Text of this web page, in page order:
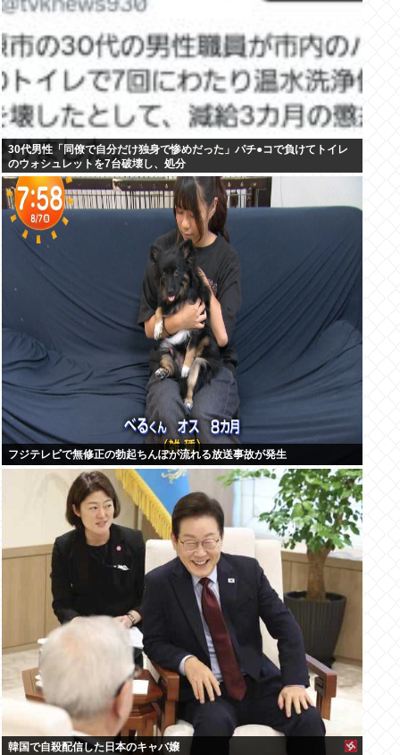
30代男性「同僚で自分だけ独身で惨めだった」パチ●コで負けてトイレ
のウォシュレットを7台破壊し、処分
フジテレビで無修正の勃起ちんぽが流れる放送事故が発生
韓国で自殺配信した日本のキャバ嬢